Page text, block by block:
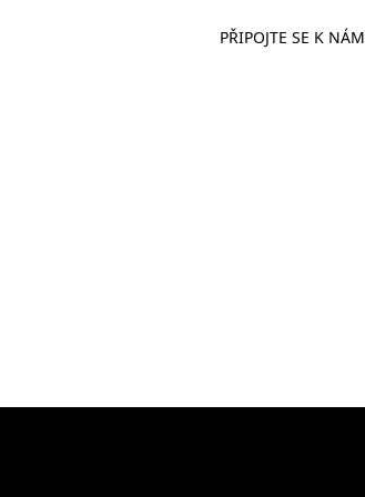
PŘIPOJTE SE K NÁM